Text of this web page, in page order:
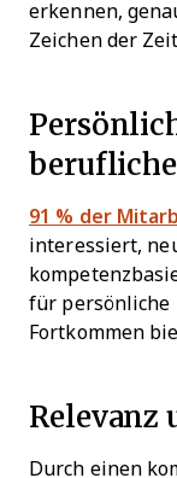
erkennen,
Zeichen der
91 % der
interessiert,
für persönliche
Fortkommen
Relevanz
Durch einen